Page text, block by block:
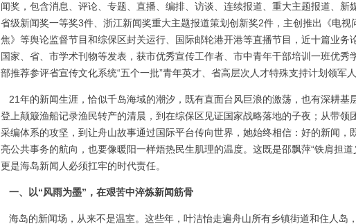
闻奖，包含消息、评论、专题、直播、编排、访谈、连续报道、重大主题报道、新
省级新闻奖一等奖3件、浙江新闻奖重大主题报道策划创新奖2件，主创推出《电视
焦》等舆论监督节目和综保区封关运行、国际邮轮港开港等直播节目，近十篇业务
国家、省、市学术刊物等发表，获市优秀宣传工作者、市中青年干部培训一班优秀
部推荐参评省宣传文化系统“五个一批”青年英才、省高层次人才特殊支持计划领军人
21年的新闻生涯，恰似千岛海域的潮汐，既有直面台风巨浪的激荡，也有深耕基
登上颠簸渔船记录渔民转产的清晨，到在综保区见证国家战略落地的子夜；从带领
采编体系的攻坚，到让舟山故事通过国际平台传向世界，她始终相信：好的新闻，
亮公共事务的航向，也要像暖阳一样焐热民生肌理的温度。这既是邵飘萍“铁肩担道
更是海岛新闻人必须扛牢的时代责任。
一、以“风雨为墨”，在艰苦中淬炼新闻筋骨
海岛的新闻场，从来不是温室。这些年，叶洁怡走遍舟山所有乡镇街道和住人岛